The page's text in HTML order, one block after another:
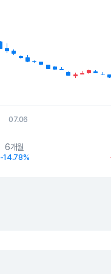
07.06
6개월
-14.78%